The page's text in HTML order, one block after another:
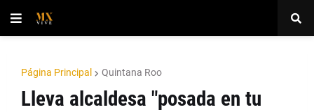
Página Principal Quintana Roo
Lleva alcaldesa "posada en tu